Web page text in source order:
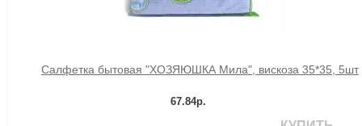
Салфетка бытовая "ХОЗЯЮШКА Мила", вискоза 35*35, 5шт
67.84р.